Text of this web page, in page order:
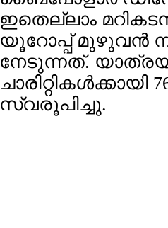
ഇതെല്ലാം
യൂറോപ്പ് മുഴുവന്‍
നേടുന്നത്.
ചാരിറ്റികള്‍ക്കായി
സ്വരൂപിച്ചു.